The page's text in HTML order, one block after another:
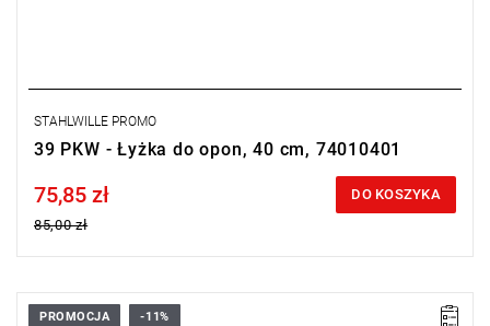
STAHLWILLE PROMO
39 PKW - Łyżka do opon, 40 cm, 74010401
Price tax included
75,85 zł
85,00 zł
DO KOSZYKA
PROMOCJA -11%